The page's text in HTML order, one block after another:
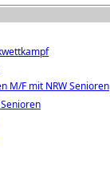
M/F mit NRW Senioren